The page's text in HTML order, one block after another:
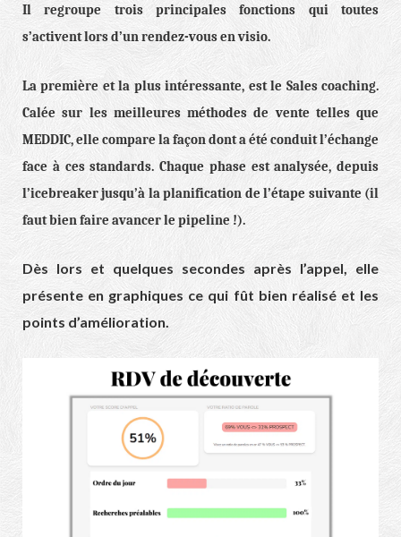
Il regroupe trois principales fonctions qui toutes
s’activent lors d’un rendez-vous en visio.
La première et la plus intéressante, est le Sales coaching.
Calée sur les meilleures méthodes de vente telles que
MEDDIC, elle compare la façon dont a été conduit l’échange
face à ces standards. Chaque phase est analysée, depuis
l’icebreaker jusqu’à la planification de l’étape suivante (il
faut bien faire avancer le pipeline !).
Dès lors et quelques secondes après l’appel, elle
présente en graphiques ce qui fût bien réalisé et les
points d’amélioration.